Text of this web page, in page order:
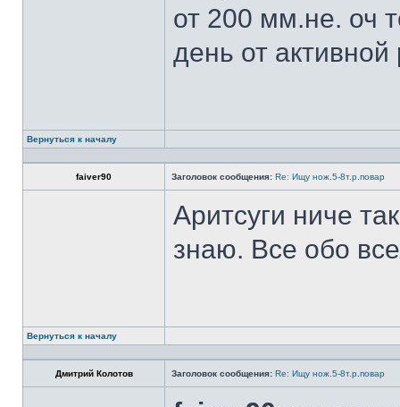
от 200 мм.не. оч
день от
Вернуться к началу
faiver90 Заголовок сообщения: Re: Ищу нож.5-8т.р.повар
Аритсуги ниче
знаю. Все обо
Вернуться к началу
Дмитрий Колотов Заголовок сообщения: Re: Ищу нож.5-8т.р.повар